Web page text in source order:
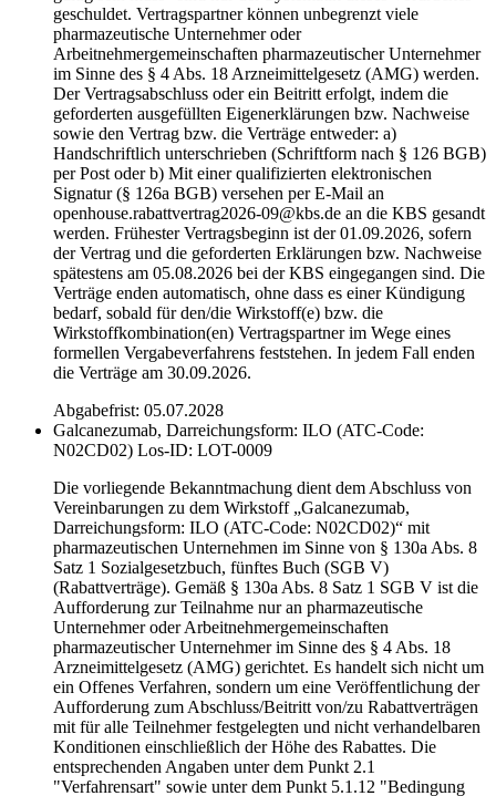
geschuldet. Vertragspartner können unbegrenzt viele
pharmazeutische Unternehmer oder
Arbeitnehmergemeinschaften pharmazeutischer Unternehmer
im Sinne des § 4 Abs. 18 Arzneimittelgesetz (AMG) werden.
Der Vertragsabschluss oder ein Beitritt erfolgt, indem die
geforderten ausgefüllten Eigenerklärungen bzw. Nachweise
sowie den Vertrag bzw. die Verträge entweder: a)
Handschriftlich unterschrieben (Schriftform nach § 126 BGB)
per Post oder b) Mit einer qualifizierten elektronischen
Signatur (§ 126a BGB) versehen per E-Mail an
openhouse.rabattvertrag2026-09@kbs.de an die KBS gesandt
werden. Frühester Vertragsbeginn ist der 01.09.2026, sofern
der Vertrag und die geforderten Erklärungen bzw. Nachweise
spätestens am 05.08.2026 bei der KBS eingegangen sind. Die
Verträge enden automatisch, ohne dass es einer Kündigung
bedarf, sobald für den/die Wirkstoff(e) bzw. die
Wirkstoffkombination(en) Vertragspartner im Wege eines
formellen Vergabeverfahrens feststehen. In jedem Fall enden
die Verträge am 30.09.2026.
Abgabefrist: 05.07.2028
Galcanezumab, Darreichungsform: ILO (ATC-Code:
N02CD02) Los-ID: LOT-0009
Die vorliegende Bekanntmachung dient dem Abschluss von
Vereinbarungen zu dem Wirkstoff „Galcanezumab,
Darreichungsform: ILO (ATC-Code: N02CD02)“ mit
pharmazeutischen Unternehmen im Sinne von § 130a Abs. 8
Satz 1 Sozialgesetzbuch, fünftes Buch (SGB V)
(Rabattverträge). Gemäß § 130a Abs. 8 Satz 1 SGB V ist die
Aufforderung zur Teilnahme nur an pharmazeutische
Unternehmer oder Arbeitnehmergemeinschaften
pharmazeutischer Unternehmer im Sinne des § 4 Abs. 18
Arzneimittelgesetz (AMG) gerichtet. Es handelt sich nicht um
ein Offenes Verfahren, sondern um eine Veröffentlichung der
Aufforderung zum Abschluss/Beitritt von/zu Rabattverträgen
mit für alle Teilnehmer festgelegten und nicht verhandelbaren
Konditionen einschließlich der Höhe des Rabattes. Die
entsprechenden Angaben unter dem Punkt 2.1
"Verfahrensart" sowie unter dem Punkt 5.1.12 "Bedingung